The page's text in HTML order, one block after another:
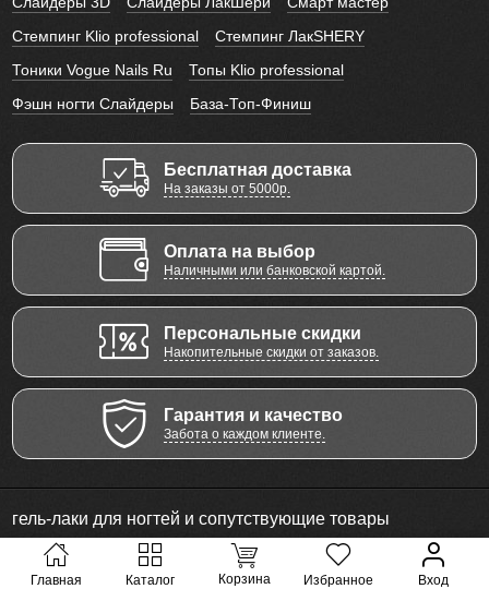
Главная Каталог Корзина Избранное Вход
Стемпинг Klio professional
Стемпинг ЛакSHERY
Тоники Vogue Nails Ru
Топы Klio professional
Фэшн ногти Слайдеры
База-Топ-Финиш
Бесплатная доставка
На заказы от 5000р.
Оплата на выбор
Наличными или банковской картой.
Персональные скидки
Накопительные скидки от заказов.
Гарантия и качество
Забота о каждом клиенте.
гель-лаки для ногтей и сопутствующие товары
© 2011 - 2026 Все права защищены